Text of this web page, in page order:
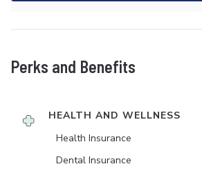
Perks and Benefits
HEALTH AND WELLNESS
Health Insurance
Dental Insurance